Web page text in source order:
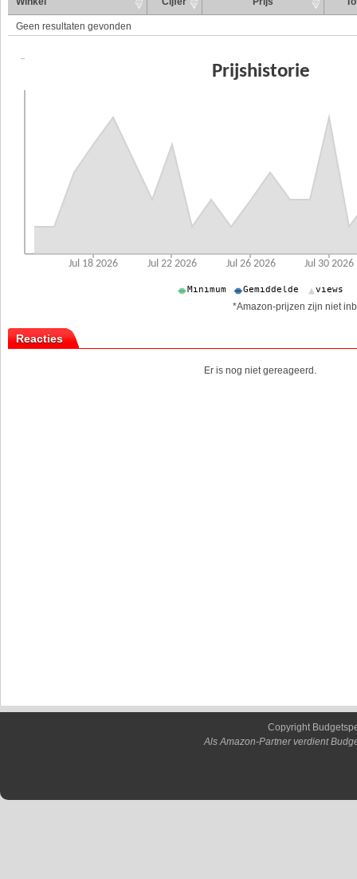
Geen resultaten gevonden
*Amazon-prijzen zijn niet
Reacties
Er is nog niet gereageerd.
Copyright
Als Amazon-Partner verdient